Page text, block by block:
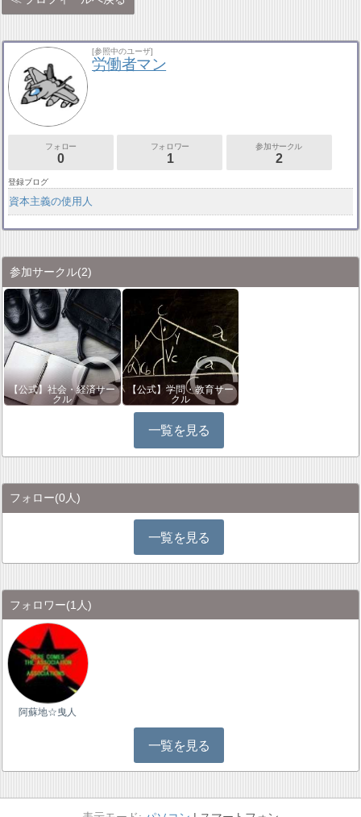
[参照中のユーザ]
労働者マン
フォロー
0
フォロワー
1
参加サークル
2
登録ブログ
資本主義の使用人
参加サークル(2)
【公式】社会・経済サー
クル
【公式】学問・教育サー
クル
一覧を見る
フォロー(0人)
一覧を見る
フォロワー(1人)
阿蘇地☆曳人
一覧を見る